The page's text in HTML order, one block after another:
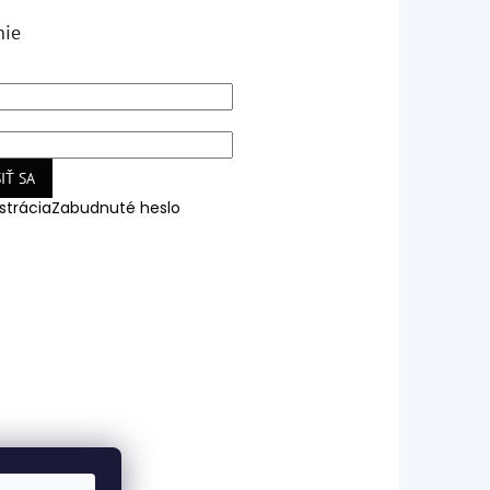
SA
Zabudnuté heslo